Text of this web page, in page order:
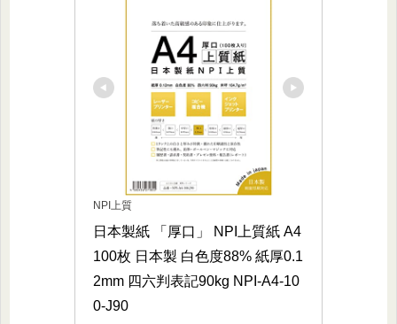
NPI上質
日本製紙 「厚口」 NPI上質紙 A4
100枚 日本製 白色度88% 紙厚0.1
2mm 四六判表記90kg NPI-A4-10
0-J90